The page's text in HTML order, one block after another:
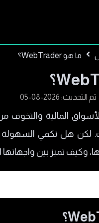
ما هو WebTrader؟
تم التحديث: 2026-08-05
هل تكفي السهولة
وكيف تميز بين واجهاتها